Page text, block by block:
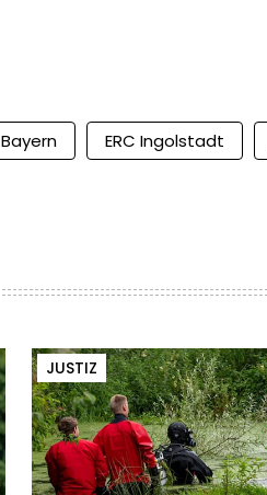
Bayern ERC Ingolstadt
JUSTIZ